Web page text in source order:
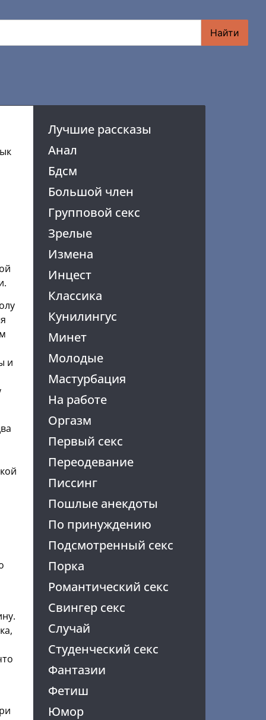
Найти
Лучшие рассказы
Анал
Бдсм
Большой член
Групповой секс
Зрелые
Измена
Инцест
Классика
Кунилингус
Минет
Молодые
Мастурбация
На работе
Оргазм
Первый секс
Переодевание
Писсинг
Пошлые анекдоты
По принуждению
Подсмотренный секс
Порка
Романтический секс
Свингер секс
Случай
Студенческий секс
Фантазии
Фетиш
Юмор
и